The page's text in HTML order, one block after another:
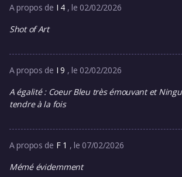
A propos de I 4 , le 02/02/2026
Shot of Art
A propos de I 9 , le 02/02/2026
A égalité : Coeur Bleu très émouvant et
tendre à la fois
A propos de F 1 , le 07/02/2026
Mémé évidemment